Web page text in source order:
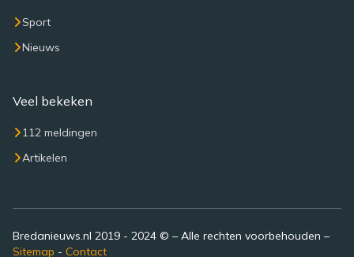
Sport
Nieuws
Veel bekeken
112 meldingen
Artikelen
Bredanieuws.nl 2019 - 2024 © – Alle rechten voorbehouden –
Sitemap - Contact